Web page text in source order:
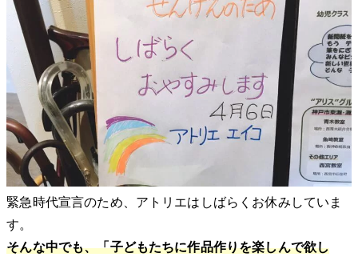
緊急時代宣言のため、アトリエはしばらくお休みしていま
す。
そんな中でも、「子どもたちに作品作りを楽しんで欲し